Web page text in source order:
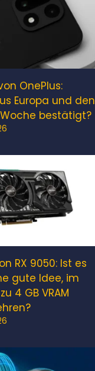
OnePlus:
Europa und den
Woche bestätigt?
RX 9050: Ist es
gute Idee, im
4 GB VRAM